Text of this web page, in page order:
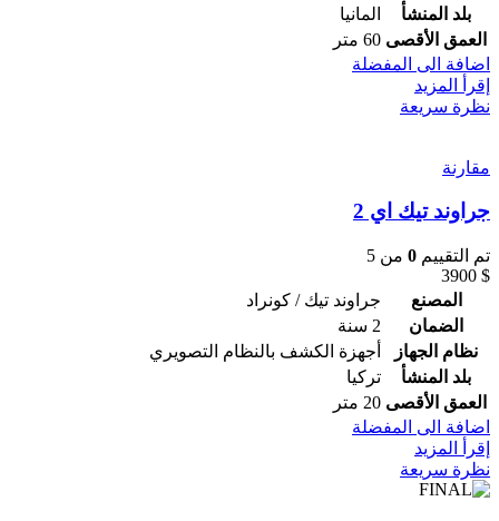
بلد المنشأ
المانيا
العمق الأقصى 60 متر
اضافة الى المفضلة
إقرأ المزيد
نظرة سريعة
مقارنة
جراوند تيك اي 2
تم التقييم 0 من 5
3900 $
المصنع
جراوند تيك / كونراد
الضمان
2 سنة
نظام الجهاز
أجهزة الكشف بالنظام التصويري
بلد المنشأ
تركيا
العمق الأقصى 20 متر
اضافة الى المفضلة
إقرأ المزيد
نظرة سريعة